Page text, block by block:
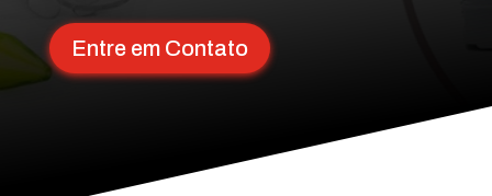
Entre em Contato